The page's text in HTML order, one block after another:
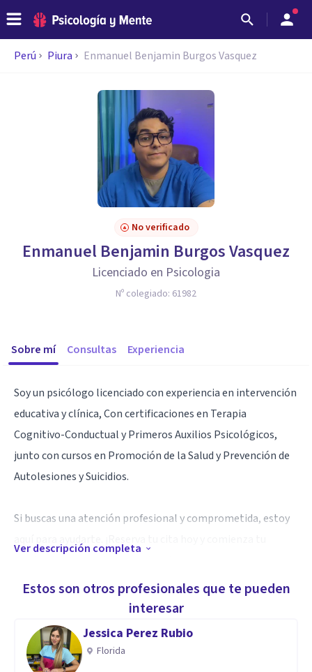
Perú Piura Enmanuel Benjamin Burgos Vasquez
No verificado
Enmanuel Benjamin Burgos Vasquez
Licenciado en Psicologia
Nº colegiado: 61982
Sobre mí Consultas Experiencia
Soy un psicólogo licenciado con experiencia en intervención
educativa y clínica, Con certificaciones en Terapia
Cognitivo-Conductual y Primeros Auxilios Psicológicos,
junto con cursos en Promoción de la Salud y Prevención de
Autolesiones y Suicidios.
Si buscas una atención profesional y comprometida, estoy
Especialidad
Aptitudes
Ver descripción completa
Estos son otros profesionales que te pueden
interesar
Jessica Perez Rubio
Florida